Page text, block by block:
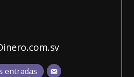
entradas